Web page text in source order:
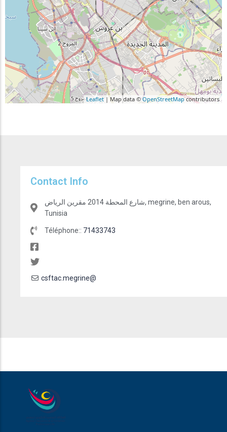
Leaflet | Map data ©OpenStreetMapcontributors
Contact Info
شارع المحطة 2014 مقرين الرياض, megrine, ben arous,
Tunisia
Téléphone:: 71433743
csftac.megrine@